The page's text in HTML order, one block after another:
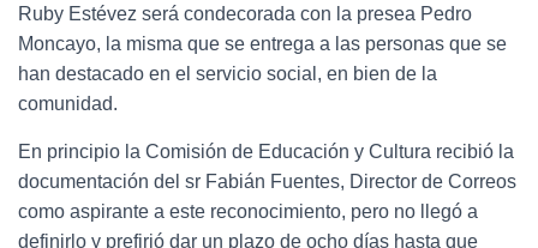
Ruby Estévez será condecorada con la presea Pedro
Moncayo, la misma que se entrega a las personas que se
han destacado en el servicio social, en bien de la
comunidad.
En principio la Comisión de Educación y Cultura recibió la
documentación del sr Fabián Fuentes, Director de Correos
como aspirante a este reconocimiento, pero no llegó a
definirlo y prefirió dar un plazo de ocho días hasta que